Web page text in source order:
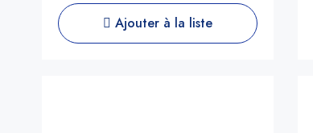
Ajouter à la liste